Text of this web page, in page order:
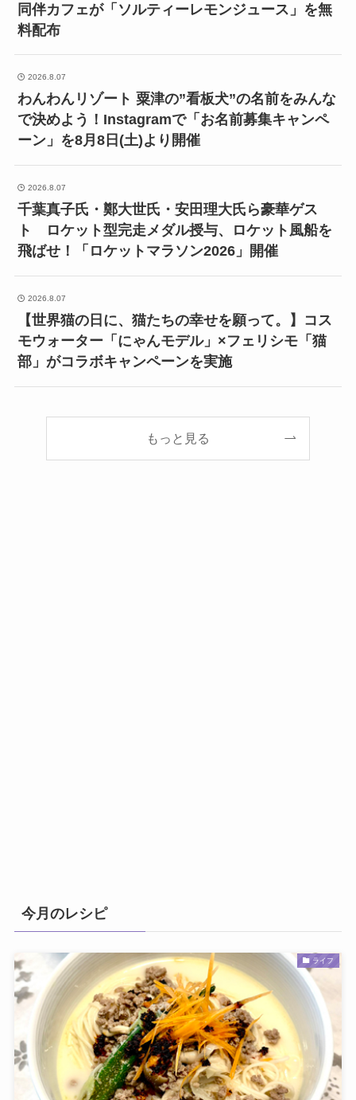
同伴カフェが「ソルティーレモンジュース」を無
料配布
2026.8.07
わんわんリゾート 粟津の”看板犬”の名前をみんな
で決めよう！Instagramで「お名前募集キャンペ
ーン」を8月8日(土)より開催
2026.8.07
千葉真子氏・鄭大世氏・安田理大氏ら豪華ゲス
ト ロケット型完走メダル授与、ロケット風船を
飛ばせ！「ロケットマラソン2026」開催
2026.8.07
【世界猫の日に、猫たちの幸せを願って。】コス
モウォーター「にゃんモデル」×フェリシモ「猫
部」がコラボキャンペーンを実施
もっと見る
今月のレシピ
ライフ